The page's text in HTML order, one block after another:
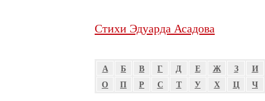
Стихи Эдуарда Асадова
А Б В Г Д Е Ж З И
О
П Р С Т У Х Ц Ч